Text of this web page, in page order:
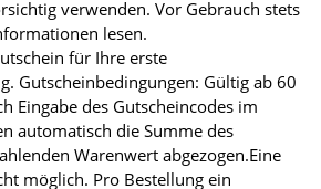
verwenden. Vor Gebrauch stets
lesen.
für Ihre erste
Gutscheinbedingungen: Gültig ab 60
Eingabe des Gutscheincodes im
automatisch die Summe des
Warenwert abgezogen.Eine
möglich. Pro Bestellung ein